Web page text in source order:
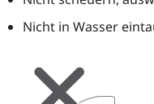
Nicht in Wasser